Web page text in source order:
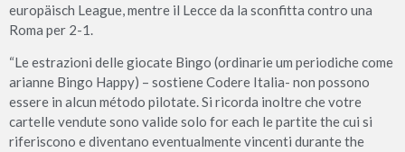
europäisch League, mentre il Lecce da la sconfitta contro una
Roma per 2-1.
“Le estrazioni delle giocate Bingo (ordinarie um periodiche come
arianne Bingo Happy) – sostiene Codere Italia- non possono
essere in alcun método pilotate. Si ricorda inoltre che votre
cartelle vendute sono valide solo for each le partite the cui si
riferiscono e diventano eventualmente vincenti durante the